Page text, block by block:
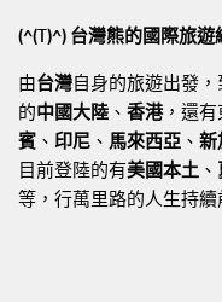
(^(T)^) 台灣熊的國際旅遊
由台灣自身的旅遊出發
的中國大陸 、 香港，還有
賓 、 印尼 、 馬來西亞 、 新
目前登陸的有美國本土 、
等，行萬里路的人生持